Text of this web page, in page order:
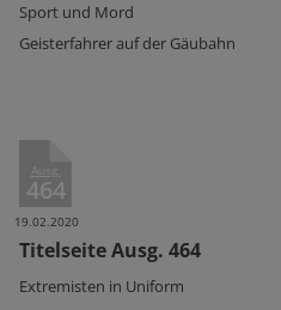
Sport und Mord
Geisterfahrer auf der Gäubahn
Ausg.
464
19.02.2020
Titelseite Ausg. 464
Extremisten in Uniform